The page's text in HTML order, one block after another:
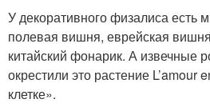
У декоративного физалиса есть
полевая вишня, еврейская
китайский фонарик. А извечные
окрестили это растение
клетке».